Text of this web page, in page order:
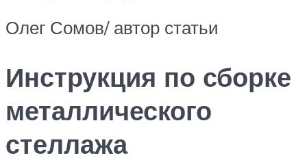
Олег Сомов/ автор статьи
Инструкция по сборке
металлического
стеллажа